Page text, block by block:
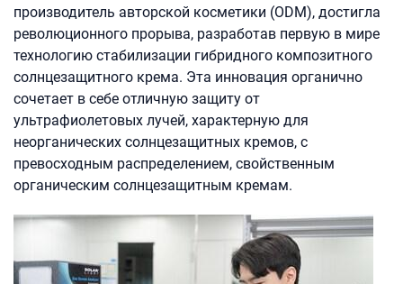
производитель авторской косметики (ODM), достигла
революционного прорыва, разработав первую в мире
технологию стабилизации гибридного композитного
солнцезащитного крема. Эта инновация органично
сочетает в себе отличную защиту от
ультрафиолетовых лучей, характерную для
неорганических солнцезащитных кремов, с
превосходным распределением, свойственным
органическим солнцезащитным кремам.